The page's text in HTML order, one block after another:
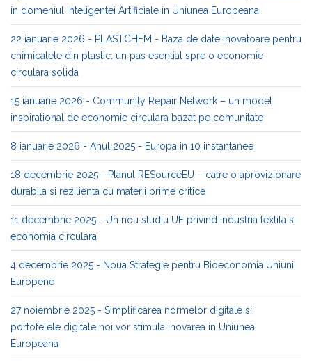
in domeniul Inteligentei Artificiale in Uniunea Europeana
22 ianuarie 2026 - PLASTCHEM - Baza de date inovatoare pentru
chimicalele din plastic: un pas esential spre o economie
circulara solida
15 ianuarie 2026 - Community Repair Network – un model
inspirational de economie circulara bazat pe comunitate
8 ianuarie 2026 - Anul 2025 - Europa in 10 instantanee
18 decembrie 2025 - Planul RESourceEU – catre o aprovizionare
durabila si rezilienta cu materii prime critice
11 decembrie 2025 - Un nou studiu UE privind industria textila si
economia circulara
4 decembrie 2025 - Noua Strategie pentru Bioeconomia Uniunii
Europene
27 noiembrie 2025 - Simplificarea normelor digitale si
portofelele digitale noi vor stimula inovarea in Uniunea
Europeana